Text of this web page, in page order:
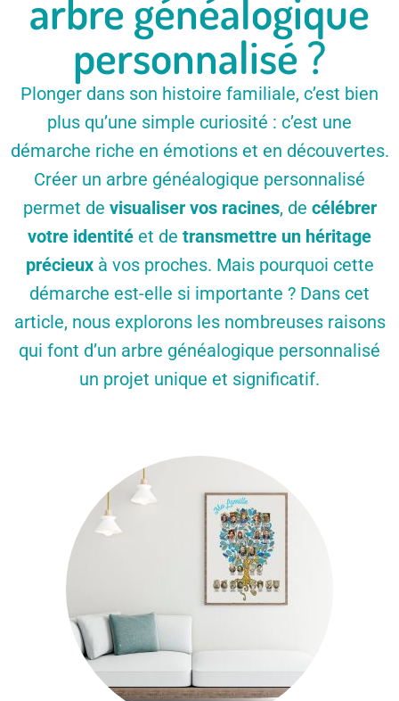
arbre généalogique
personnalisé ?
Plonger dans son histoire familiale, c’est bien
plus qu’une simple curiosité : c’est une
démarche riche en émotions et en découvertes.
Créer un arbre généalogique personnalisé
permet de visualiser vos racines, de célébrer
votre identité et de transmettre un héritage
précieuxà vos proches. Mais pourquoi cette
démarche est-elle si importante ? Dans cet
article, nous explorons les nombreuses raisons
qui font d’un arbre généalogique personnalisé
un projet unique et significatif.